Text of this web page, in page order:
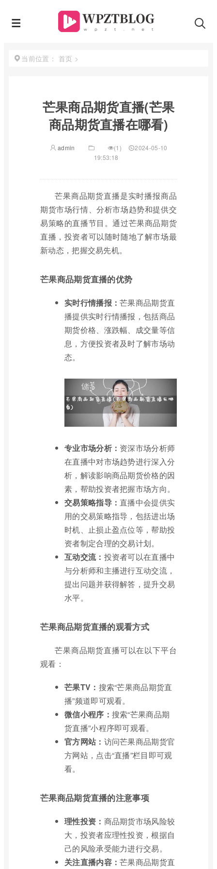
当前位置： 首页 >
芒果商品期货直播(芒果
商品期货直播在哪看)
admin (1)
2024-05-10
19:53:18
芒果商品期货直播是实时播报商品
期货市场行情、分析市场趋势和提供交
易策略的直播节目。通过芒果商品期货
直播，投资者可以随时随地了解市场最
新动态，把握交易先机。
芒果商品期货直播的优势
实时行情播报：芒果商品期货直
播提供实时行情播报，包括商品
期货价格、涨跌幅、成交量等信
息，方便投资者及时了解市场动
态。
专业市场分析： 资深市场分析师
在直播中对市场趋势进行深入分
析，解读影响商品期货价格的因
素，帮助投资者把握市场方向。
交易策略指导： 直播中会提供实
用的交易策略指导，包括进出场
时机、止损止盈点位等，帮助投
资者制定合理的交易计划。
互动交流： 投资者可以在直播中
与分析师和主播进行互动交流，
提出问题并获得解答，提升交易
水平。
芒果商品期货直播的观看方式
芒果商品期货直播可以在以下平台
观看：
芒果TV： 搜索“芒果商品期货直
播”频道即可观看。
微信小程序： 搜索“芒果商品期
货直播”小程序即可观看。
官方网站： 访问芒果商品期货官
方网站，点击“直播”栏目即可观
看。
芒果商品期货直播的注意事项
理性投资： 商品期货市场风险较
大，投资者应理性投资，根据自
己的风险承受能力进行交易。
关注直播内容：芒果商品期货直